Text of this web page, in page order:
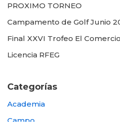
PROXIMO TORNEO
Campamento de Golf Junio
Final XXVI Trofeo El
Licencia RFEG
Categorías
Academia